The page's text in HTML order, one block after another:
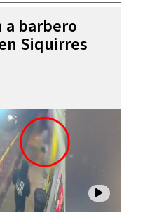
a barbero
Siquirres